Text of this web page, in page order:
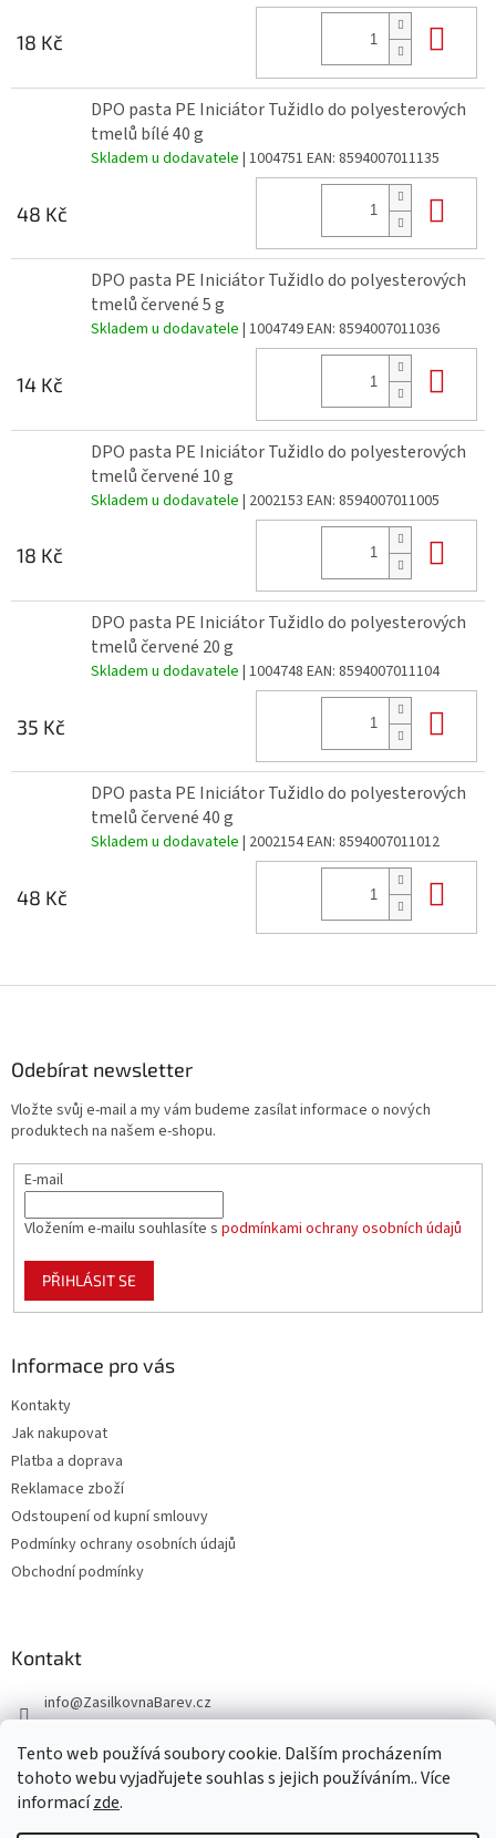
Tento web používá soubory cookie. Dalším procházením
tohoto webu vyjadřujete souhlas s jejich používáním.. Více
informacízde.
18 Kč
DPO pasta PE Iniciátor Tužidlo do polyesterových
tmelů bílé 40 g
Skladem u dodavatele | 1004751 EAN: 8594007011135
48 Kč
DPO pasta PE Iniciátor Tužidlo do polyesterových
tmelů červené 5 g
Skladem u dodavatele | 1004749EAN: 8594007011036
14 Kč
DPO pasta PE Iniciátor Tužidlo do polyesterových
tmelů červené 10 g
Skladem u dodavatele | 2002153 EAN: 8594007011005
18 Kč
DPO pasta PE Iniciátor Tužidlo do polyesterových
tmelů červené 20 g
Skladem u dodavatele | 1004748 EAN: 8594007011104
35 Kč
DPO pasta PE Iniciátor Tužidlo do polyesterových
tmelů červené 40 g
Skladem u dodavatele | 2002154EAN: 8594007011012
48 Kč
Odebírat newsletter
Vložte svůj e-mail a my vám budeme zasílat informace o nových
produktech na našem e-shopu.
E-mail
Vložením e-mailu souhlasíte s podmínkami ochrany osobních údajů
PŘIHLÁSIT SE
Informace pro vás
Kontakty
Jak nakupovat
Platba a doprava
Reklamace zboží
Odstoupení od kupní smlouvy
Podmínky ochrany osobních údajů
Obchodní podmínky
Kontakt
info@ZasilkovnaBarev.cz